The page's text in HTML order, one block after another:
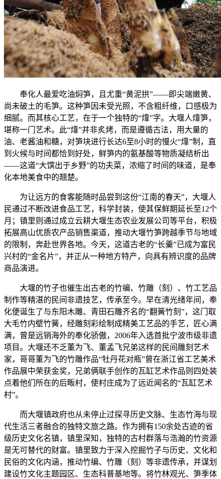
奉化人最爱吃油焖笋，且尤重“黄泥拱”——即尖端嫩黄、
尚未破土的毛笋。这种笋因未受光照，不含粗纤维，口感极为
细腻。而其核心工艺，在于一个独特的“㸆”字。大堰人㸆笋，
堪称一门艺术。此“㸆”并非炙烤，而是遵循古法，用大量的
油、老酱油和糖，对笋块进行长达6至8小时的慢火“㸆”制，直
到火候与时间都恰到好处，鲜笋内的氨基酸等物质凝结析出
——这道“大馔出于乡野”的功夫菜，浓缩了时间的味道，是奉
化本地美食中的翘楚。
为让远方的食客能随时品尝到这份“江南的春天”，大堰人
民通过不断改进食品工艺，科学封装，使其保鲜期延长至12个
月；镇里则通过成立云耕大堰生态农业发展公司等平台，积极
拓展高山优质农产品销售渠道，推动大堰竹笋跨越季节与地域
的限制，奔赴世界各地。今天，这道古老的“长羹”已成为富民
兴村的“金名片”，并正从一种地方特产，向具有辨识度的品牌
商品演进。
大堰的竹子也催生出古老的竹编、竹雕（刻）、竹工艺品
制作等精湛的民间非遗技艺，传承至今。早在清光绪年间，奉
化便诞生了与东阳木雕、青田石雕齐名的“翻簧竹刻”，这门取
大毛竹内壁竹簧，经雕刻彩绘制成精美工艺品的手艺，匠心满
满，曾是远销海外的奉化骄傲，2006年入选首批宁波市级非遗
项目。大堰还不乏董为飞、董孟飞兄弟这样的民间雕刻艺术
家，哥哥董为飞的竹雕作品“牡丹花对瓶”曾在浙江省工艺美术
作品展中荣获金奖，兄弟俩联手创作的瓦缸艺术作品则四处装
点着他们所在的后畈村，使村庄成为了远近闻名的“瓦缸艺术
村”。
而大堰镇政府也从未停止过探寻历史文脉、生态竹海与现
代生活三者融合的独特文旅之路。作为拥有150余处古迹的省
级历史文化名镇，镇里深知，独特的古村群落与浩瀚的竹资源
是无可替代的财富。镇里致力于深入挖掘竹子与历史、文化和
民俗的文化内涵，推动竹编、竹雕（刻）等非遗传承，并谋划
建设竹文化主题园区、生态科普基地等。将竹林观光、笋季体